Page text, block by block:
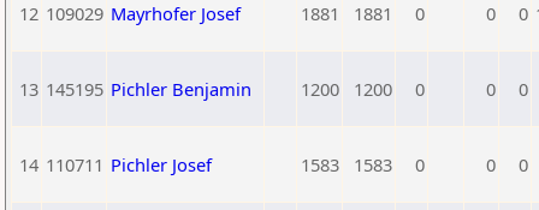
12 109029 Mayrhofer Josef 1881 1881 0 0 0
13 145195 Pichler Benjamin 1200 1200 0 0 0
14 110711 Pichler Josef 1583 1583 0 0 0